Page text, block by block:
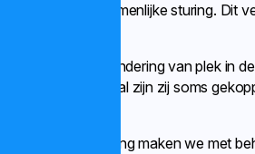
en gezamenlijke sturing.
dit een verandering van plek in
werk doen, al zijn zij soms
deze beweging maken we met